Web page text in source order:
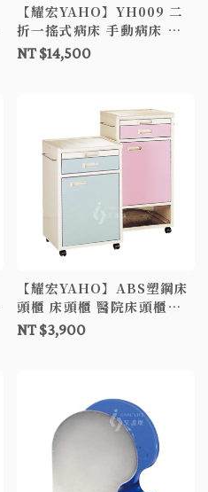
【耀宏YAHO】YH009 二
折一搖式病床 手動病床 搖
式病床
NT $14,500
【耀宏YAHO】ABS塑鋼床
頭櫃 床頭櫃 醫院床頭櫃
YH015 YH016
NT $3,900